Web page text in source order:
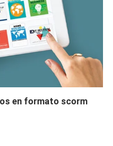
en formato scorm